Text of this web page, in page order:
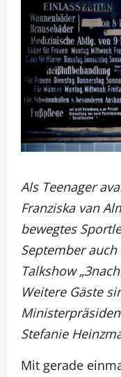
Als Teenager
Franziska van
bewegtes
September
Talkshow
Weitere Gäste
Stefanie
Mit gerade